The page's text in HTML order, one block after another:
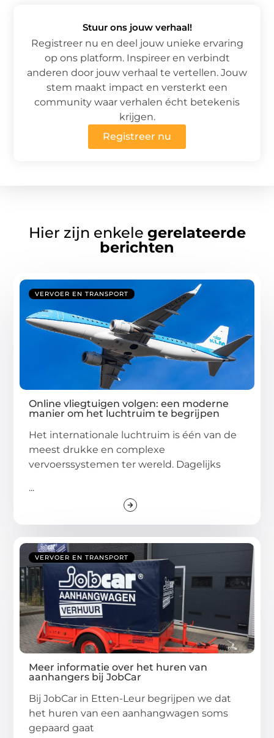
Stuur ons jouw verhaal!
Registreer nu en deel jouw unieke ervaring
op ons platform. Inspireer en verbindt
anderen door jouw verhaal te vertellen. Jouw
stem maakt impact en versterkt een
community waar verhalen écht betekenis
krijgen.
Registreer nu
Hier zijn enkele gerelateerde
berichten
VERVOER EN TRANSPORT
Online vliegtuigen volgen: een moderne
manier om het luchtruim te begrijpen
Het internationale luchtruim is één van de
meest drukke en complexe
vervoerssystemen ter wereld. Dagelijks
...
VERVOER EN TRANSPORT
Meer informatie over het huren van
aanhangers bij JobCar
Bij JobCar in Etten-Leur begrijpen we dat
het huren van een aanhangwagen soms
gepaard gaat